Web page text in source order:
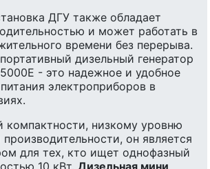
ДГУ также обладает
и может работать в
времени без перерыва.
дизельный генератор
- это надежное и удобное
электроприборов в
компактности, низкому уровню
он является
для тех, кто ищет однофазный
10 кВт. Дизельная мини